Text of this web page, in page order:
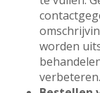
worden
verbeteren.